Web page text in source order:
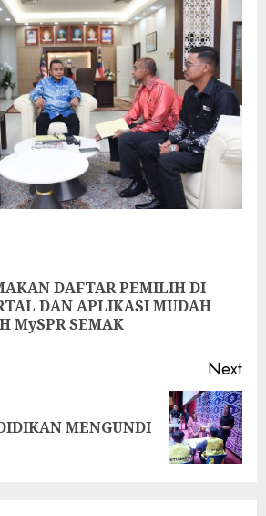
DAFTAR PEMILIH DI
DAN APLIKASI MUDAH
MySPR SEMAK
Next
MENGUNDI